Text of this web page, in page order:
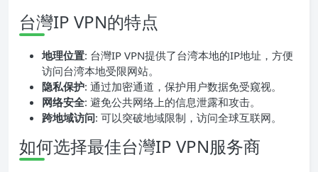
台灣IP VPN的特点
地理位置: 台灣IP VPN提供了台湾本地的IP地址，方便
访问台湾本地受限网站。
隐私保护: 通过加密通道，保护用户数据免受窥视。
网络安全: 避免公共网络上的信息泄露和攻击。
跨地域访问: 可以突破地域限制，访问全球互联网。
如何选择最佳台灣IP VPN服务商